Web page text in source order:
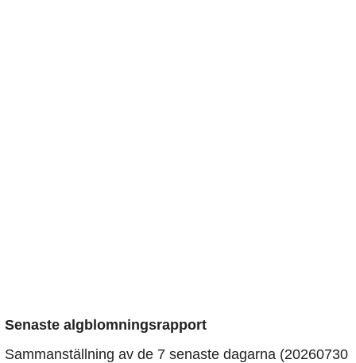
Senaste algblomningsrapport
Sammanställning av de 7 senaste dagarna (20260730